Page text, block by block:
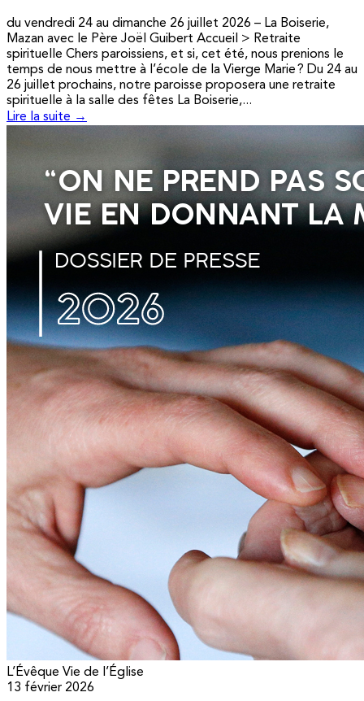
du vendredi 24 au dimanche 26 juillet 2026 – La Boiserie,
Mazan avec le Père Joël Guibert Accueil > Retraite
spirituelle Chers paroissiens, et si, cet été, nous prenions le
temps de nous mettre à l’école de la Vierge Marie ? Du 24 au
26 juillet prochains, notre paroisse proposera une retraite
spirituelle à la salle des fêtes La Boiserie,...
Lire la suite →
L’Évêque Vie de l’Église
13 février 2026